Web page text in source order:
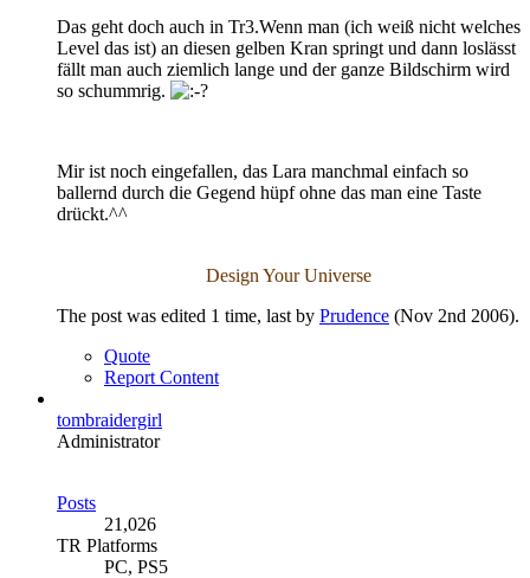
Das geht doch auch in Tr3.Wenn man (ich weiß nicht welches
Level das ist) an diesen gelben Kran springt und dann loslässt
fällt man auch ziemlich lange und der ganze Bildschirm wird
so schummrig.
Mir ist noch eingefallen, das Lara manchmal einfach so
ballernd durch die Gegend hüpf ohne das man eine Taste
drückt.^^
Design Your Universe
The post was edited 1 time, last by Prudence (Nov 2nd 2006).
Quote
Report Content
tombraidergirl
Administrator
Posts
21,026
TR Platforms
PC, PS5